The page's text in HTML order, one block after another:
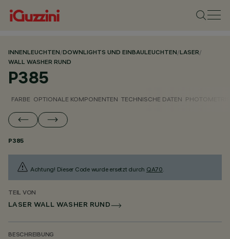
INNENLEUCHTEN/DOWNLIGHTS UND EINBAULEUCHTEN/LASER/
WALL WASHER RUND
P385
FARBE OPTIONALE KOMPONENTEN TECHNISCHE DATEN
P385
Achtung! Dieser Code wurde ersetzt durch QA70.
TEIL VON
LASER WALL WASHER RUND
BESCHREIBUNG